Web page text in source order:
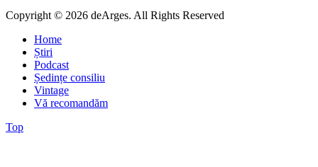
Copyright © 2026 deArges. All Rights Reserved
Home
Știri
Podcast
Ședințe consiliu
Vintage
Vă recomandăm
Top